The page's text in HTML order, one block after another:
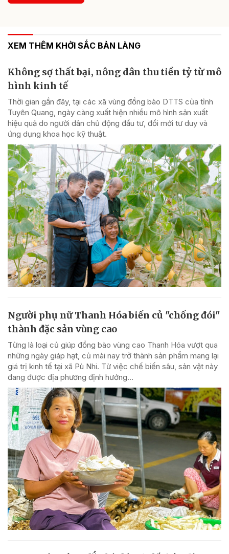
XEM THÊM KHỞI SẮC BẢN LÀNG
Không sợ thất bại, nông dân thu tiền tỷ từ mô
hình kinh tế
Thời gian gần đây, tại các xã vùng đồng bào DTTS của tỉnh
Tuyên Quang, ngày càng xuất hiện nhiều mô hình sản xuất
hiệu quả do người dân chủ động đầu tư, đổi mới tư duy và
ứng dụng khoa học kỹ thuật.
Người phụ nữ Thanh Hóa biến củ "chống đói"
thành đặc sản vùng cao
Từng là loại củ giúp đồng bào vùng cao Thanh Hóa vượt qua
những ngày giáp hạt, củ mài nay trở thành sản phẩm mang lại
giá trị kinh tế tại xã Pù Nhi. Từ việc chế biến sâu, sản vật này
đang được địa phương định hướng...